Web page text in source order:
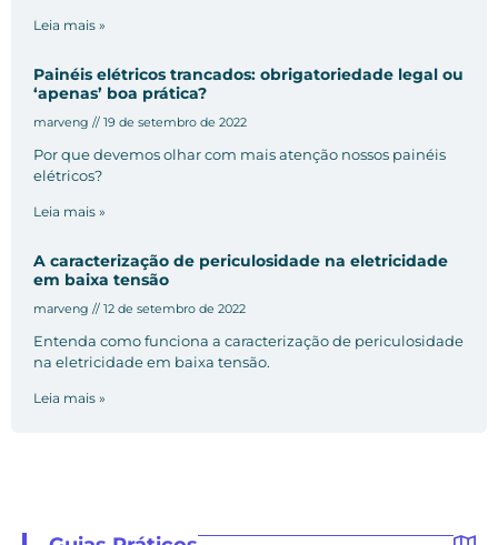
Leia mais »
Painéis elétricos trancados: obrigatoriedade legal ou
‘apenas’ boa prática?
marveng 19 de setembro de 2022
Por que devemos olhar com mais atenção nossos painéis
elétricos?
Leia mais »
A caracterização de periculosidade na eletricidade
em baixa tensão
marveng 12 de setembro de 2022
Entenda como funciona a caracterização de periculosidade
na eletricidade em baixa tensão.
Leia mais »